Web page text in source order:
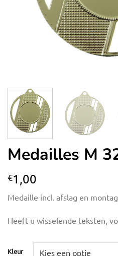
Medailles M
€1,00
Medaille incl. afslag en
Heeft u wisselende teksten,
Kleur